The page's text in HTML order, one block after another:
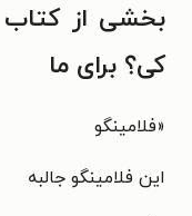
بخشی از
کی؟ برای ما
«فلامینگو
این فلامینگو جالبه